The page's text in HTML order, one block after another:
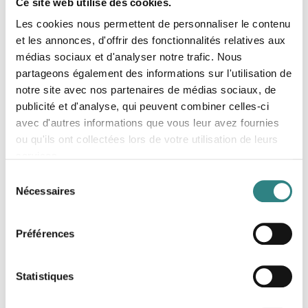
Les cookies nous permettent de personnaliser le contenu
et les annonces, d'offrir des fonctionnalités relatives aux
médias sociaux et d'analyser notre trafic. Nous
partageons également des informations sur l'utilisation de
notre site avec nos partenaires de médias sociaux, de
publicité et d'analyse, qui peuvent combiner celles-ci
avec d'autres informations que vous leur avez fournies
ou qu'ils ont collectées lors de votre utilisation de leurs
Nécessaires
Préférences
Statistiques
Resengo
Resengo got you and your guests covered from